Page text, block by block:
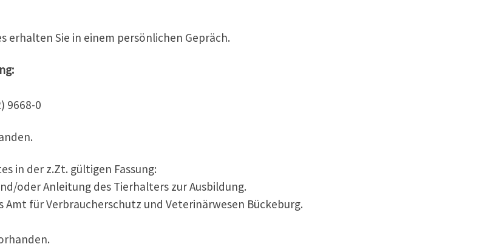
erhalten Sie in einem persönlichen Gepräch.
9668-0
in der z.Zt. gültigen Fassung:
oder Anleitung des Tierhalters zur Ausbildung.
für Verbraucherschutz und Veterinärwesen Bückeburg.